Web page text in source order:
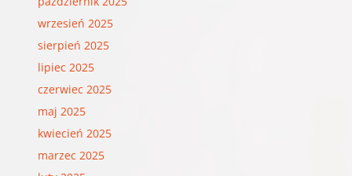
wrzesień 2025
sierpień 2025
lipiec 2025
czerwiec 2025
maj 2025
kwiecień 2025
marzec 2025